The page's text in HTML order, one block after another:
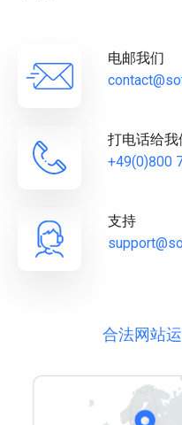
电邮我们
打电话给我
+49(0)800
支持
合法网站